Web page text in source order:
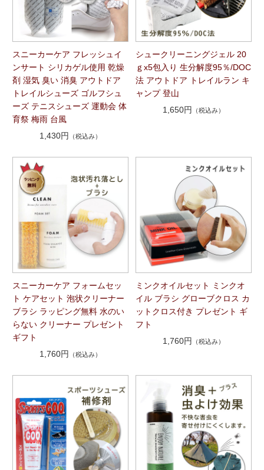
スニーカーケア フレッシュイ
ンサート シリカゲル使用 乾燥
剤 湿気 臭い 消臭 アウトドア
トレイルシューズ ゴルフシュ
ーズ テニスシューズ 運動会 体
育祭 梅雨 台風
1,430円
（税込み）
シュークリーニングジェル 20
ｇx5包入り 生分解度95％/DOC
法 アウトドア トレイルラン キ
ャンプ 登山
1,650円
（税込み）
スニーカーケア フォームセッ
ト ケアセット 泡状クリーナー
ブラシ ラッピング無料 水のい
らない クリーナー プレゼント
ギフト
1,760円
（税込み）
ミンクオイルセット ミンクオ
イル ブラシ グローブクロス カ
ットクロス付き プレゼント ギ
フト
1,760円
（税込み）